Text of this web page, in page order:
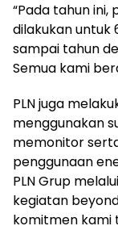
“Pada tahun
dilakukan untuk
sampai tahun
Semua kami
PLN juga
menggunakan
memonitor
penggunaan
PLN Grup
kegiatan
komitmen kami